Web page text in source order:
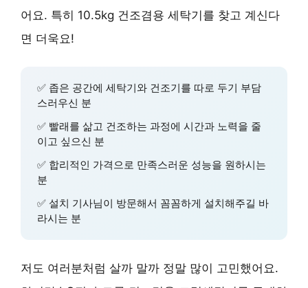
어요. 특히 10.5kg 건조겸용 세탁기를 찾고 계신다
면 더욱요!
✅ 좁은 공간에 세탁기와 건조기를 따로 두기 부담
스러우신 분
✅ 빨래를 삶고 건조하는 과정에 시간과 노력을 줄
이고 싶으신 분
✅ 합리적인 가격으로 만족스러운 성능을 원하시는
분
✅ 설치 기사님이 방문해서 꼼꼼하게 설치해주길 바
라시는 분
저도 여러분처럼 살까 말까 정말 많이 고민했어요.